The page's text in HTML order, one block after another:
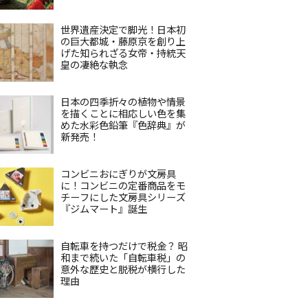
世界遺産決定で脚光！日本初
の巨大都城・藤原京を創り上
げた知られざる女帝・持統天
皇の凄絶な執念
日本の四季折々の植物や情景
を描くことに相応しい色を集
めた水彩色鉛筆『色辞典』が
新発売！
コンビニおにぎりが文房具
に！コンビニの定番商品をモ
チーフにした文房具シリーズ
『ジムマート』誕生
自転車を持つだけで税金？ 昭
和まで続いた「自転車税」の
意外な歴史と脱税が横行した
理由